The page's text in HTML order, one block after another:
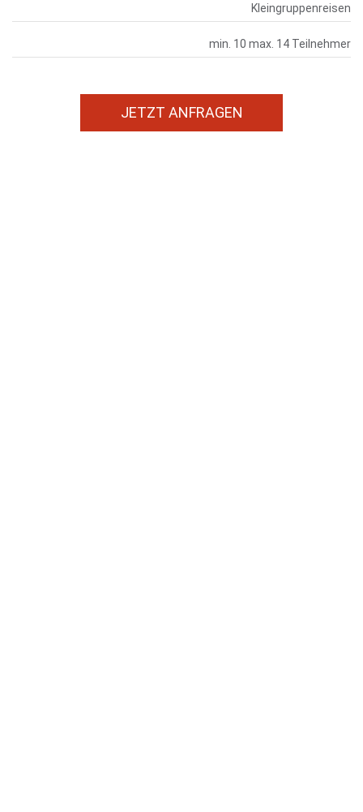
Kleingruppenreisen
min. 10 max. 14 Teilnehmer
JETZT ANFRAGEN